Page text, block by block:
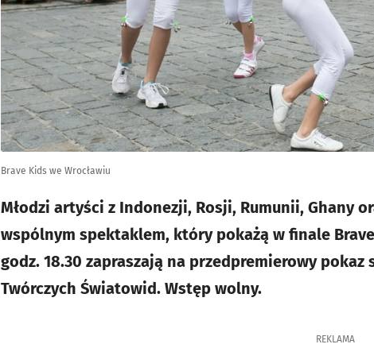
Brave Kids we Wrocławiu
Młodzi artyści z Indonezji, Rosji, Rumunii, Ghany
wspólnym spektaklem, który pokażą w finale
godz. 18.30 zapraszają na przedpremierowy pokaz
Twórczych Światowid. Wstęp wolny.
REKLAMA